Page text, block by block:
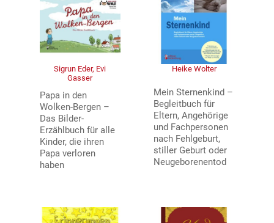
Sigrun Eder, Evi
Gasser
Papa in den
Wolken-Bergen –
Das Bilder-
Erzählbuch für alle
Kinder, die ihren
Papa verloren
haben
Heike Wolter
Mein Sternenkind –
Begleitbuch für
Eltern, Angehörige
und Fachpersonen
nach Fehlgeburt,
stiller Geburt oder
Neugeborenentod